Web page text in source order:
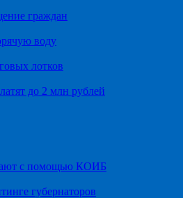
граждан
воду
лотков
до 2 млн рублей
с помощью КОИБ
губернаторов